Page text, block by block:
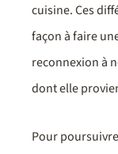
cuisine. Ces
façon à faire
reconnexion à
dont elle
Pour